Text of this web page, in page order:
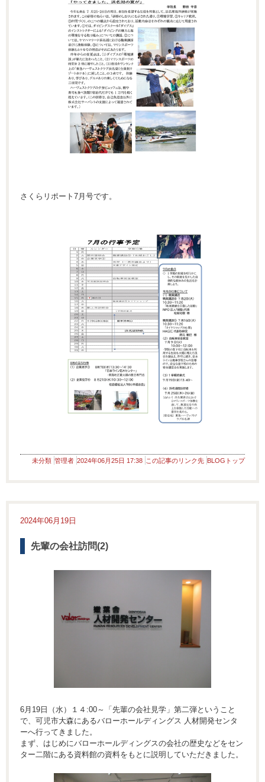
さくらリポート7月号です。
未分類 管理者 2024年06月25日 17:38 この記事のリンク先 BLOGトップ
2024年06月19日
先輩の会社訪問(2)
6月19日（水）１４:00～「先輩の会社見学」第二弾ということ
で、可児市大森にあるバローホールディングス 人材開発センタ
ーへ行ってきました。
まず、はじめにバローホールディングスの会社の歴史などをセン
ター二階にある資料館の資料をもとに説明していただきました。